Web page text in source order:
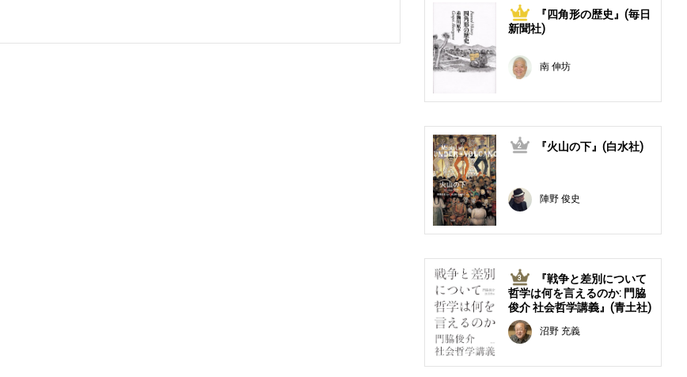
1
『四角形の歴史』(毎日
新聞社)
南 伸坊
2 『火山の下』(白水社)
陣野 俊史
3
『戦争と差別について
哲学は何を言えるのか: 門脇
俊介 社会哲学講義』(青土社)
沼野 充義